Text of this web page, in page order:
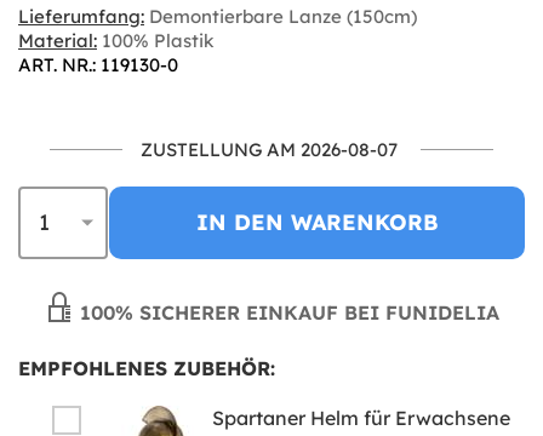
Lieferumfang: Demontierbare Lanze (150cm)
Material: 100% Plastik
ART. NR.: 119130-0
ZUSTELLUNG AM 2026-08-07
IN DEN WARENKORB
100% SICHERER EINKAUF BEI FUNIDELIA
EMPFOHLENES ZUBEHÖR:
Spartaner Helm für Erwachsene